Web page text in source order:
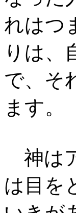
れはつ
りは、
で、そ
ます。
神は
は目を